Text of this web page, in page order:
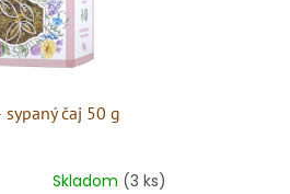
sypaný čaj 50 g
Skladom (3 ks)